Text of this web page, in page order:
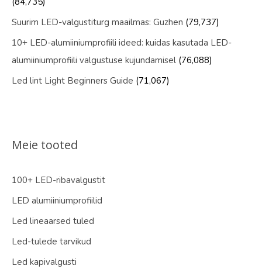
Suurim LED-valgustiturg maailmas: Guzhen (79,737)
10+ LED-alumiiniumprofiili ideed: kuidas kasutada LED-
alumiiniumprofiili valgustuse kujundamisel (76,088)
Led lint Light Beginners Guide (71,067)
Meie tooted
100+ LED-ribavalgustit
LED alumiiniumprofiilid
Led lineaarsed tuled
Led-tulede tarvikud
Led kapivalgusti